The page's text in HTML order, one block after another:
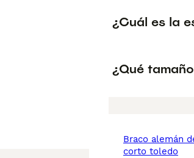
¿Cuál es la
¿Qué
braco alemán de pelo
corto toledo